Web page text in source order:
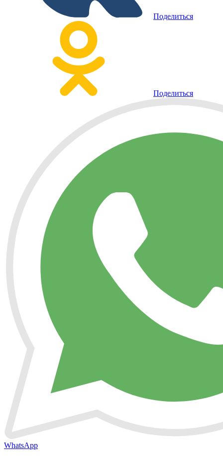
Поделиться
Поделиться
WhatsApp